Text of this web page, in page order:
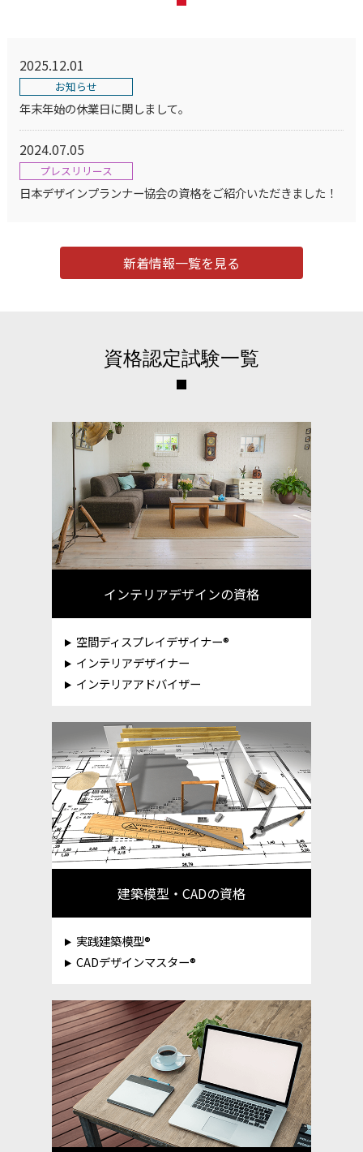
2025.12.01
お知らせ
年末年始の休業日に関しまして。
2024.07.05
プレスリリース
日本デザインプランナー協会の資格をご紹介いただきました！
新着情報一覧を見る
資格認定試験一覧
インテリアデザインの資格
空間ディスプレイデザイナー®
インテリアデザイナー
インテリアアドバイザー
建築模型・CADの資格
実践建築模型®
CADデザインマスター®